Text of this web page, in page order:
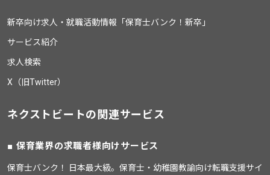
新卒向け求人・就職活動情報「保育士バンク！新卒」
サービス紹介
求人検索
X（旧Twitter）
ネクストビートの関連サービス
保育業界の求職者様向けサービス
保育士バンク！ 日本最大級。保育士・幼稚園教諭向け転職支援サイ